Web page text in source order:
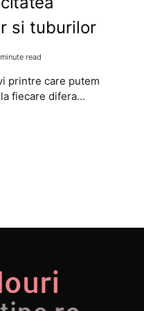
si tuburilor
read
printre care putem
fiecare difera…